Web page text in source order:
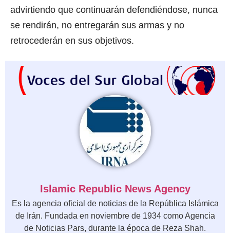
advirtiendo que continuarán defendiéndose, nunca
se rendirán, no entregarán sus armas y no
retrocederán en sus objetivos.
Islamic Republic News Agency
Es la agencia oficial de noticias de la República Islámica
de Irán. Fundada en noviembre de 1934 como Agencia
de Noticias Pars, durante la época de Reza Shah.